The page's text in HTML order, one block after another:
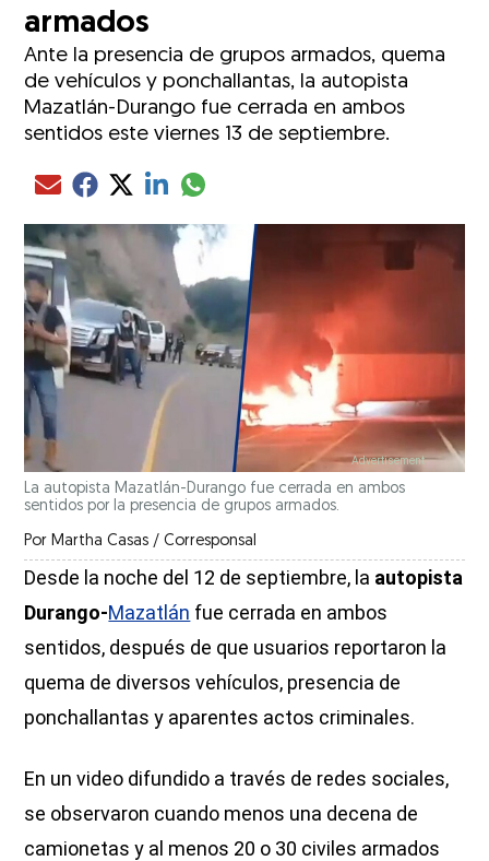
armados
Ante la presencia de grupos armados, quema
de vehículos y ponchallantas, la autopista
Mazatlán-Durango fue cerrada en ambos
sentidos este viernes 13 de septiembre.
Compartir el artículo actual mediante Email
Compartir el artículo actual mediante Facebook
Compartir el artículo actual mediante Twitter
Compartir el artículo actual mediante LinkedIn
Compartir el artículo actual mediante
La autopista Mazatlán-Durango fue cerrada en ambos
sentidos por la presencia de grupos armados.
Por Martha Casas / Corresponsal
Desde la noche del 12 de septiembre, la autopista
Durango-Mazatlán fue cerrada en ambos
sentidos, después de que usuarios reportaron la
quema de diversos vehículos, presencia de
ponchallantas y aparentes actos criminales.
En un video difundido a través de redes sociales,
se observaron cuando menos una decena de
camionetas y al menos 20 o 30 civiles armados